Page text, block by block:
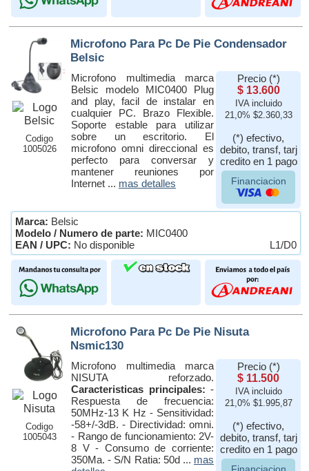
Codigo
1005026
Microfono Para Pc De Pie Condensador
Belsic
Microfono multimedia marca
Belsic modelo MIC0400 Plug
and play, facil de instalar en
cualquier PC. Brazo Flexible.
Soporte estable para utilizar
sobre un escritorio. El
microfono omni direccional es
perfecto para conversar y
mantener reuniones por
Internet ... mas detalles
Precio (*)
$ 13.600
IVA incluido
21,0% $2.360,33
(*) efectivo,
debito, transf, tarj
credito en 1 pago
Financiacion
Marca: Belsic
Modelo / Numero de parte: MIC0400
EAN / UPC: No disponible L1/D0
Codigo
1005043
Microfono Para Pc De Pie Nisuta
Nsmic130
Microfono multimedia marca
NISUTA reforzado.
Caracteristicas principales: -
Respuesta de frecuencia:
50MHz-13 K Hz - Sensitividad:
-58+/-3dB. - Directividad: omni.
- Rango de funcionamiento: 2V-
8 V - Consumo de corriente:
350Ma. - S/N Ratia: 50d ... mas
Precio (*)
$ 11.500
IVA incluido
21,0% $1.995,87
(*) efectivo,
debito, transf, tarj
credito en 1 pago
Financiacion